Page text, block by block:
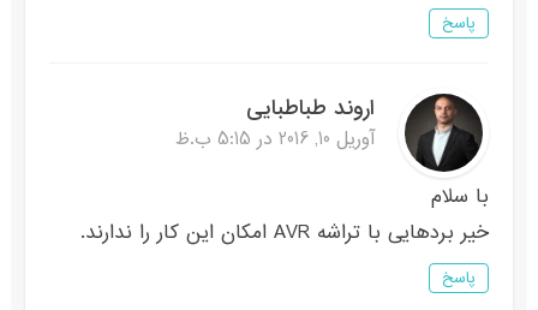
پاسخ
اروند طباطبایی
آوریل 10, 2016 در 5:15 ب.ظ
با سلام
خیر بردهایی با تراشه AVR امکان این کار را ندارند.
پاسخ